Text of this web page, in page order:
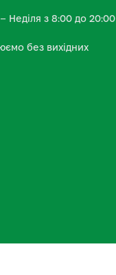
Неділя з 8:00 до 20:00
без вихідних